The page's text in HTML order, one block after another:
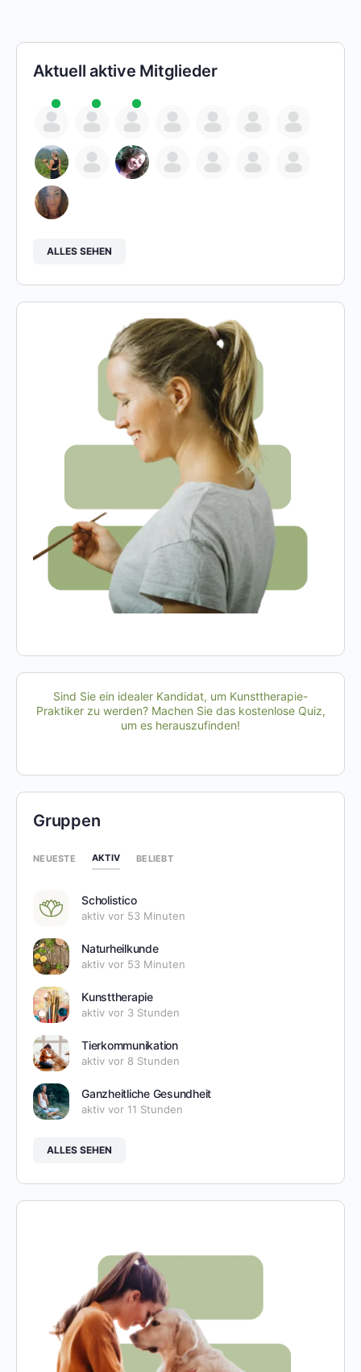
Aktuell aktive Mitglieder
ALLES SEHEN
Sind Sie ein idealer Kandidat, um Kunsttherapie-
Praktiker zu werden? Machen Sie das kostenlose Quiz,
um es herauszufinden!
Gruppen
NEUESTE AKTIV BELIEBT
Scholistico
aktiv vor 53 Minuten
Naturheilkunde
aktiv vor 53 Minuten
Kunsttherapie
aktiv vor 3 Stunden
Tierkommunikation
aktiv vor 8 Stunden
Ganzheitliche Gesundheit
aktiv vor 11 Stunden
ALLES SEHEN